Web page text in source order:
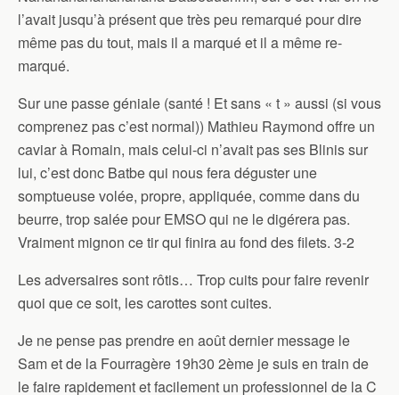
l’avait jusqu’à présent que très peu remarqué pour dire
même pas du tout, mais il a marqué et il a même re-
marqué.
Sur une passe géniale (santé ! Et sans « t » aussi (si vous
comprenez pas c’est normal)) Mathieu Raymond offre un
caviar à Romain, mais celui-ci n’avait pas ses Blinis sur
lui, c’est donc Batbe qui nous fera déguster une
somptueuse volée, propre, appliquée, comme dans du
beurre, trop salée pour EMSO qui ne le digérera pas.
Vraiment mignon ce tir qui finira au fond des filets. 3-2
Les adversaires sont rôtis… Trop cuits pour faire revenir
quoi que ce soit, les carottes sont cuites.
Je ne pense pas prendre en août dernier message le
Sam et de la Fourragère 19h30 2ème je suis en train de
le faire rapidement et facilement un professionnel de la C